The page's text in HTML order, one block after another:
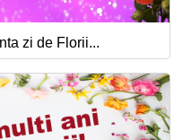
zi de Florii...